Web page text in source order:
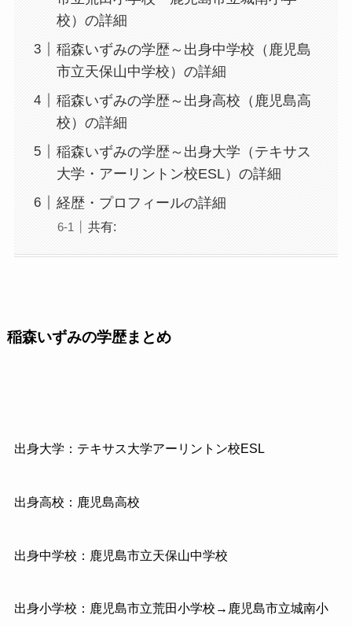
校）の詳細
稲森いずみの学歴～出身中学校（鹿児島
市立天保山中学校）の詳細
稲森いずみの学歴～出身高校（鹿児島高
校）の詳細
稲森いずみの学歴～出身大学（テキサス
大学・アーリントン校ESL）の詳細
経歴・プロフィールの詳細
共有:
稲森いずみの学歴まとめ
出身大学：テキサス大学アーリントン校ESL
出身高校：鹿児島高校
出身中学校：鹿児島市立天保山中学校
出身小学校：鹿児島市立荒田小学校→鹿児島市立城南小